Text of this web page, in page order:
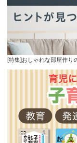
[特集]おしゃれな部屋作